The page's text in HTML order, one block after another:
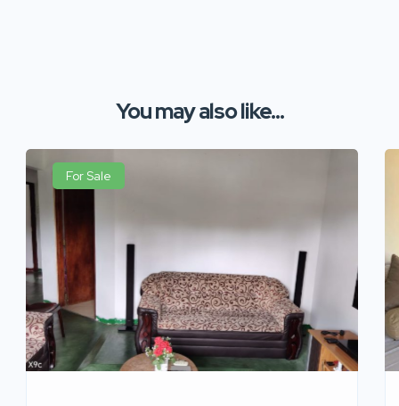
You may also like...
For Sale